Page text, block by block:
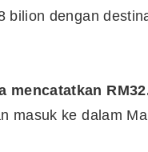
bilion dengan
mencatatkan
masuk ke dalam